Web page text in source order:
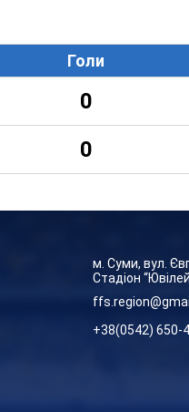
Голи
0
0
м. Суми, вул.
Стадіон
+38(0542) 650-